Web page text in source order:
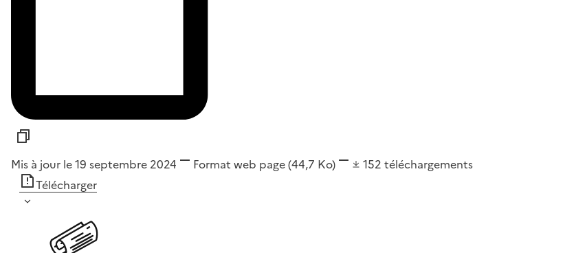
Mis à jour le 19 septembre 2024 Format web page(44,7 Ko) 152 téléchargements
Télécharger